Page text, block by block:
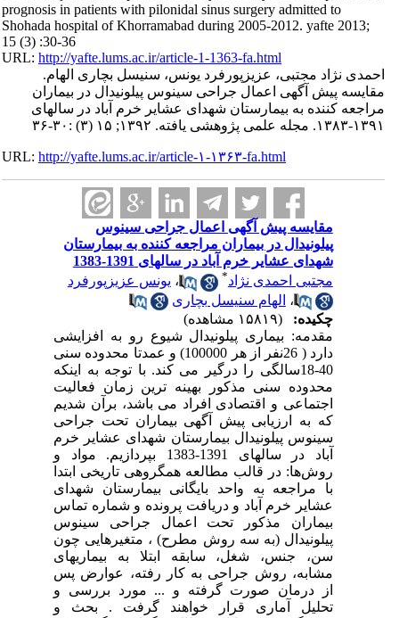
prognosis in patients with pilonidal sinus surgery admitted to
Shohada hospital of Khorramabad during 2005-2012. yafte 2013;
15 (3) :30-36
URL:http://yafte.lums.ac.ir/article-1-1363-fa.html
احمدی نژاد مجتبی، عزیزپورفرد یونس، سنیسل بچاری الهام.
مقایسه پیش آگهی اعمال جراحی سینوس پیلونیدال در بیماران
مراجعه کننده به بیمارستان شهدای عشایر خرم آباد در سالهای
۱۳۹۱-۱۳۸۳. مجله علمی پژوهشی یافته. ۱۳۹۲; ۱۵ (۳) :۳۰-۳۶
URL:http://yafte.lums.ac.ir/article-۱-۱۳۶۳-fa.html
مقایسه پیش آگهی اعمال جراحی سینوس
پیلونیدال در بیماران مراجعه کننده به بیمارستان
شهدای عشایر خرم آباد در سالهای 1391-1383
مجتبی احمدی نژاد * ،یونس عزیزپورفرد
،الهام سنیسل بچاری
چکیده:
مقدمه: بیماری پیلونیدال شیوع رو به افزایشی
دارد ( 26نفر از هر 100000) و عمدتا محدوده سنی
40-18سالگی را درگیر می کند. با توجه به اینکه
محدوده سنی مذکور بهینه ترین زمان فعالیت
اجتماعی و اقتصادی افراد می باشد، برآن شدیم
که به ارزیابی پیش آگهی بیماران تحت جراحی
سینوس پیلونیدال بیمارستان شهدای عشایر خرم
آباد در سالهای 1391-1383 بپردازیم. مواد و
روش‌ها: در قالب مطالعه همگروهی تاریخی ابتدا
با مراجعه به واحد بایگانی بیمارستان شهدای
عشایر خرم آباد و دریافت پرونده و شماره تماس
بیماران مذکور تحت اعمال جراحی سینوس
پیلونیدال (به سه روش مطرح) ، متغیرهایی چون
سن، جنس، شغل، سابقه ابتلا به بیماریهای
مشابه، روش جراحی به کار رفته، عوارض پس
از درمان صورت گرفته و ... مورد بررسی و
تحلیل آماری قرار خواهند گرفت . بحث و